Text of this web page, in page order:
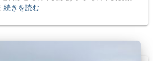
続きを読む